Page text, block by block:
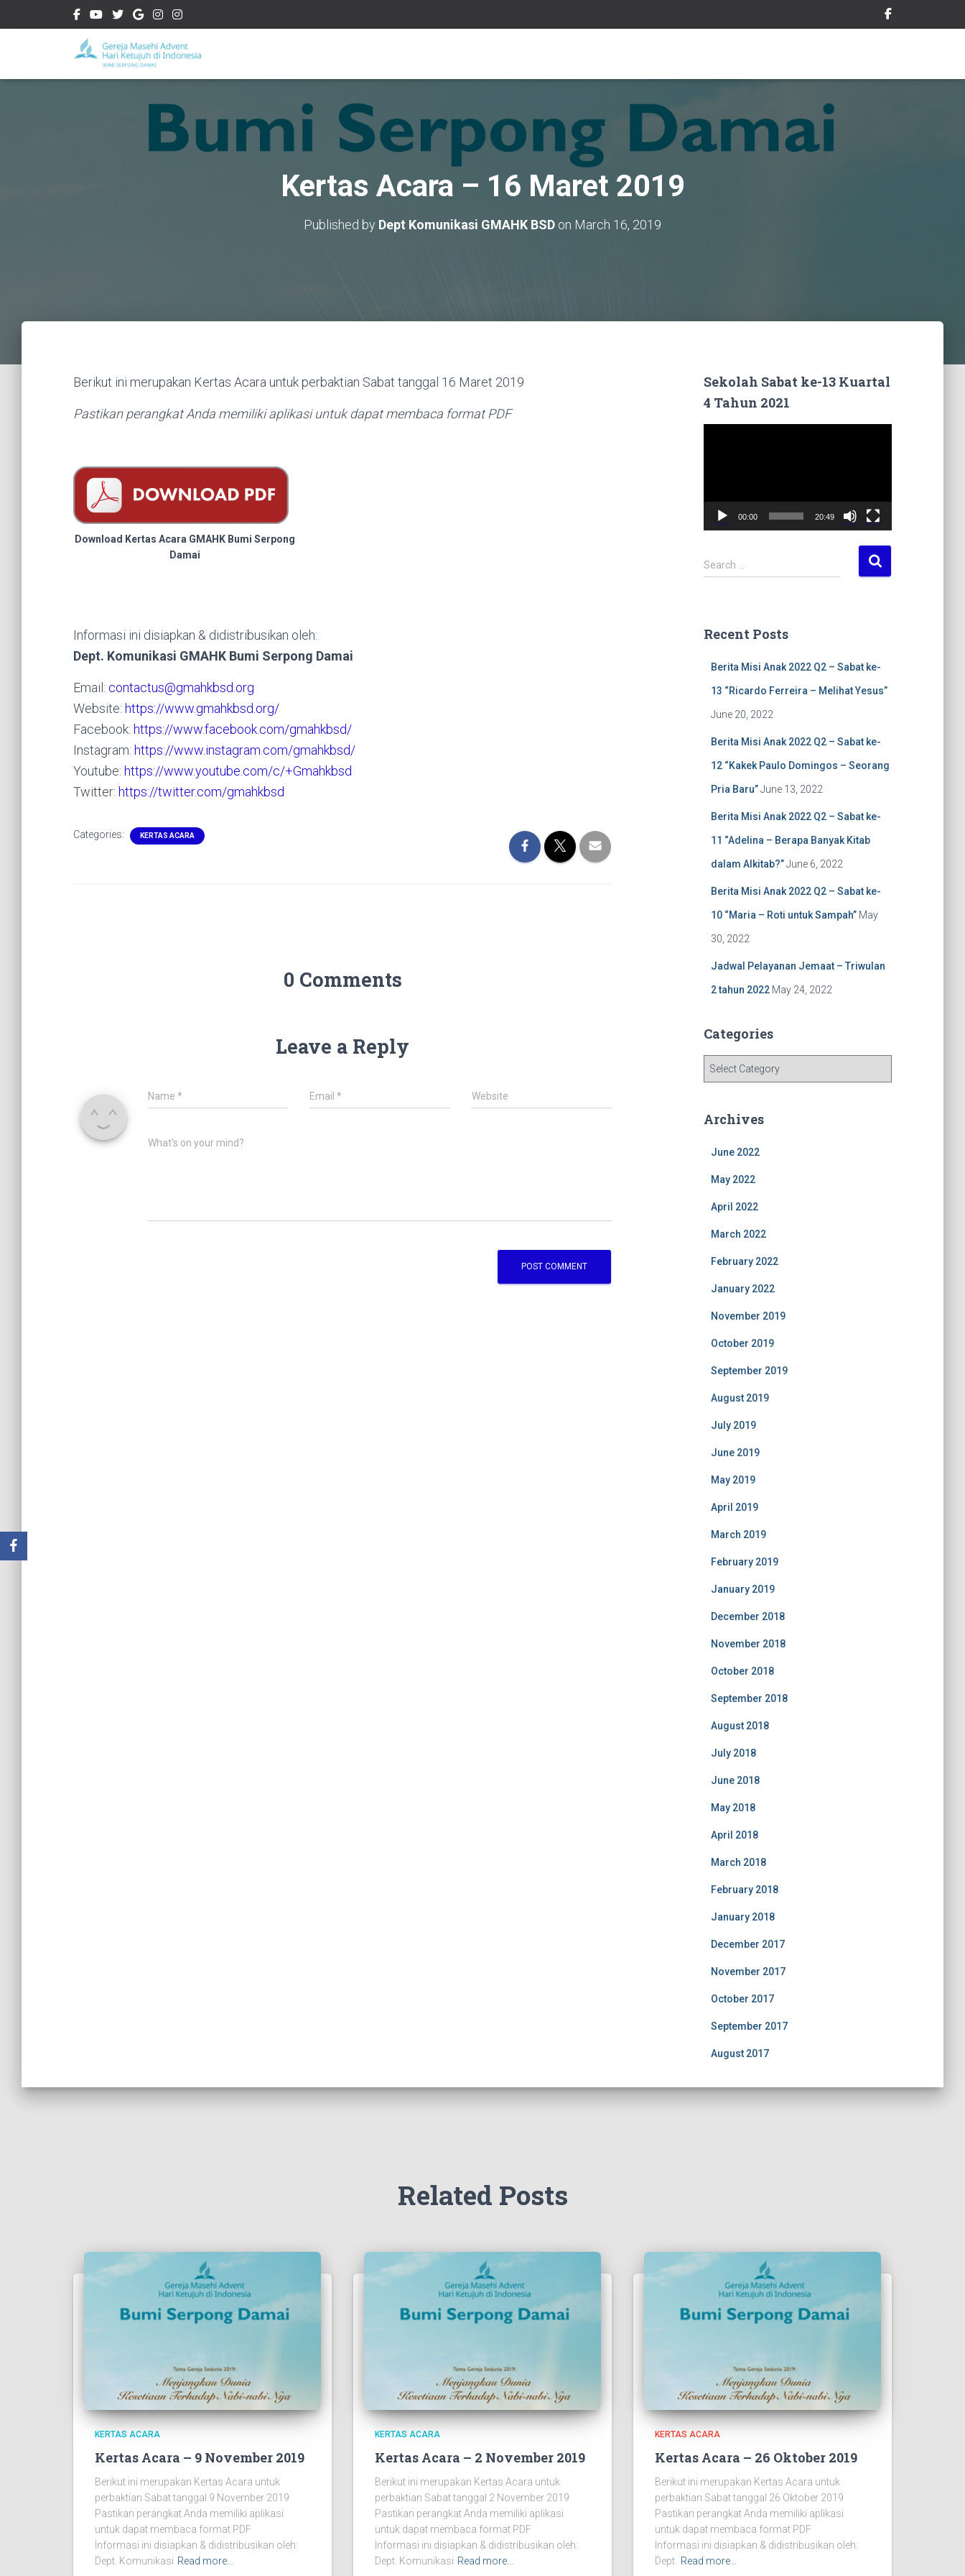
Kertas Acara – 16 Maret 2019
Published by Dept Komunikasi GMAHK BSD on March 16, 2019
Berikut ini merupakan Kertas Acara untuk perbaktian Sabat tanggal 16 Maret 2019
Pastikan perangkat Anda memiliki aplikasi untuk dapat membaca format PDF
Download Kertas Acara GMAHK Bumi Serpong
Damai
Informasi ini disiapkan & didistribusikan oleh:
Dept. Komunikasi GMAHK Bumi Serpong Damai
Email: contactus@gmahkbsd.org
Website: https://www.gmahkbsd.org/
Facebook: https://www.facebook.com/gmahkbsd/
Instagram: https://www.instagram.com/gmahkbsd/
Youtube: https://www.youtube.com/c/+Gmahkbsd
Twitter: https://twitter.com/gmahkbsd
Categories: KERTAS ACARA
0 Comments
Leave a Reply
Name * Email* Website
What's on your mind?
Sekolah Sabat ke-13 Kuartal
4 Tahun 2021
00:00 20:49
S
e
h
Search …
Recent Posts
Berita Misi Anak 2022 Q2 – Sabat ke-
13 “Ricardo Ferreira – Melihat Yesus”
June 20, 2022
Berita Misi Anak 2022 Q2 – Sabat ke-
12 “Kakek Paulo Domingos – Seorang
Pria Baru” June 13, 2022
Berita Misi Anak 2022 Q2 – Sabat ke-
11 “Adelina – Berapa Banyak Kitab
dalam Alkitab?” June 6, 2022
Berita Misi Anak 2022 Q2 – Sabat ke-
10 “Maria – Roti untuk Sampah” May
30, 2022
Jadwal Pelayanan Jemaat – Triwulan
2 tahun 2022 May 24, 2022
Categories
gArchives
June 2022
May 2022
April 2022
March 2022
February 2022
January 2022
November 2019
October 2019
September 2019
August 2019
July 2019
June 2019
May 2019
April 2019
March 2019
February 2019
January 2019
December 2018
November 2018
October 2018
September 2018
August 2018
July 2018
June 2018
May 2018
April 2018
March 2018
February 2018
January 2018
December 2017
November 2017
October 2017
September 2017
August 2017
Related Posts
KERTAS ACARA
Kertas Acara – 9 November 2019
Berikut ini merupakan Kertas Acara untuk
perbaktian Sabat tanggal 9 November 2019
Pastikan perangkat Anda memiliki aplikasi
untuk dapat membaca format PDF
Informasi ini disiapkan & didistribusikan oleh:
Dept. Komunikasi Read more…
KERTAS ACARA
Kertas Acara – 2 November 2019
Berikut ini merupakan Kertas Acara untuk
perbaktian Sabat tanggal 2 November 2019
Pastikan perangkat Anda memiliki aplikasi
untuk dapat membaca format PDF
Informasi ini disiapkan & didistribusikan oleh:
Dept. Komunikasi Read more…
KERTAS ACARA
Kertas Acara – 26 Oktober 2019
Berikut ini merupakan Kertas Acara untuk
perbaktian Sabat tanggal 26 Oktober 2019
Pastikan perangkat Anda memiliki aplikasi
untuk dapat membaca format PDF
Informasi ini disiapkan & didistribusikan oleh:
Dept. Read more…